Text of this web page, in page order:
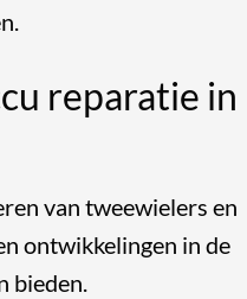
reparatie in
van tweewielers en
ontwikkelingen in de
bieden.